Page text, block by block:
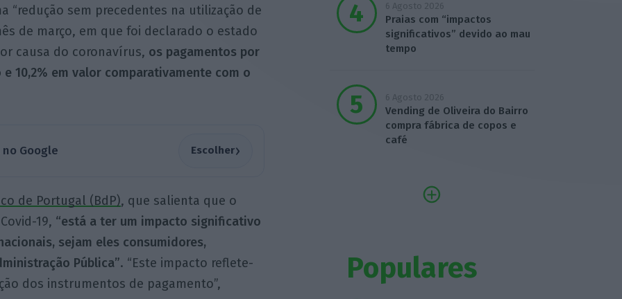
“redução sem precedentes na utilização de
de março, em que foi declarado o estado
causa do coronavírus, os pagamentos por
10,2% em valor comparativamente com o
Google Escolher›
de Portugal (BdP), que salienta que o
19, “está a ter um impacto significativo
sejam eles consumidores,
Pública”. “Este impacto reflete-
dos instrumentos de pagamento”,
6 Agosto 2026
Praias com “impactos
significativos” devido ao mau
tempo
6 Agosto 2026
Vending de Oliveira do Bairro
compra fábrica de copos e
café
Populares